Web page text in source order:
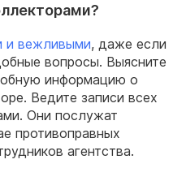
и вежливыми, даже если
вопросы. Выясните
информацию о
Ведите записи всех
Они послужат
противоправных
агентства.